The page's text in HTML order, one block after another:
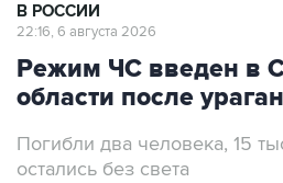
В РОССИИ
22:16, 6 августа 2026
Режим ЧС введен в
области после
Погибли два человека, 15
остались без света